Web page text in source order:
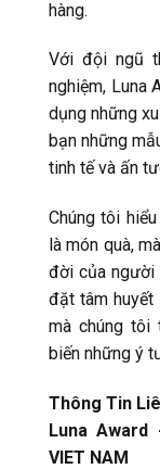
hàng.
Với đội ngũ
nghiệm, Luna
dụng những
bạn những
tinh tế và ấn
Chúng tôi
là món quà,
đời của người
đặt tâm huyết
mà chúng tôi
biến những ý
Thông Tin
Luna Award
VIET NAM